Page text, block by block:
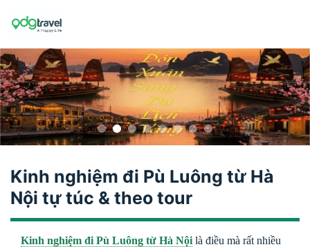
Kinh nghiệm đi Pù Luông từ Hà
Nội tự túc & theo tour
Kinh nghiệm đi Pù Luông từ Hà Nội là điều mà rất nhiều